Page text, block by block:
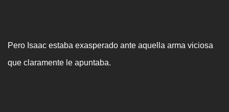
Pero Isaac estaba exasperado ante aquella arma viciosa
que claramente le apuntaba.